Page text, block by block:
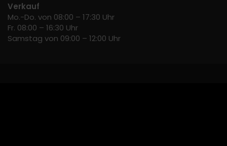
Verkauf
Mo.-Do. von 08:00 – 17:30 Uhr
Fr. 08:00 – 16:30 Uhr
Samstag von 09:00 – 12:00 Uhr